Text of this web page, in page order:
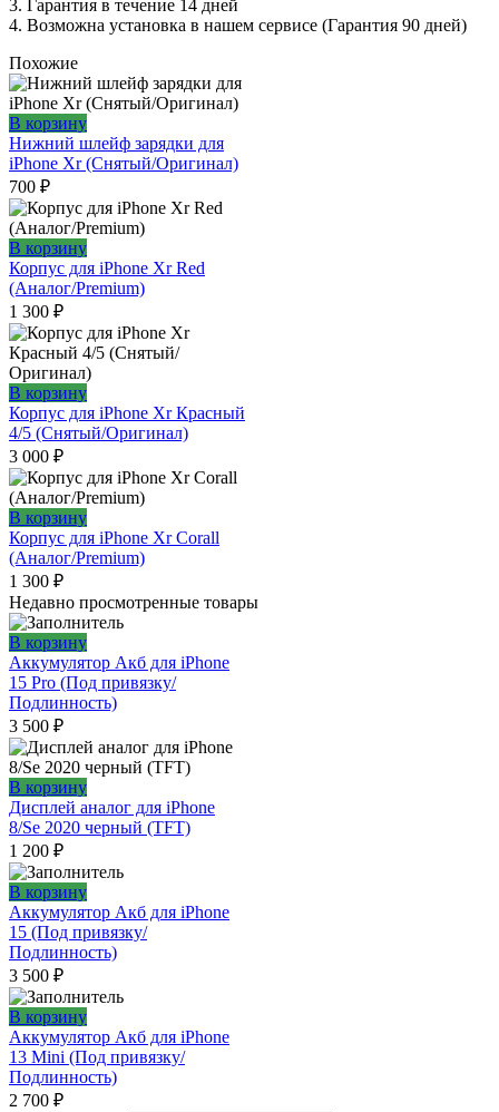
3. Гарантия в течение 14 дней
4. Возможна установка в нашем сервисе (Гарантия 90 дней)
Похожие
В корзину
Нижний шлейф зарядки для
iPhone Xr (Снятый/Оригинал)
700 ₽
В корзину
Корпус для iPhone Xr Red
(Аналог/Premium)
1 300 ₽
В корзину
Корпус для iPhone Xr Красный
4/5 (Снятый/Оригинал)
3 000 ₽
В корзину
Корпус для iPhone Xr Corall
(Аналог/Premium)
1 300 ₽
Недавно просмотренные товары
В корзину
Аккумулятор Акб для iPhone
15 Pro (Под привязку/
Подлинность)
3 500 ₽
В корзину
Дисплей аналог для iPhone
8/Se 2020 черный (TFT)
1 200 ₽
В корзину
Аккумулятор Акб для iPhone
15 (Под привязку/
Подлинность)
3 500 ₽
В корзину
Аккумулятор Акб для iPhone
13 Mini (Под привязку/
Подлинность)
2 700 ₽